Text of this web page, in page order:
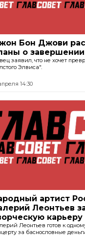
Бон Джови
о
заявил, что не хочет
Элвиса".
14:30
артист
Леонтьев
карьеру
Леонтьев готов к
за баснословные